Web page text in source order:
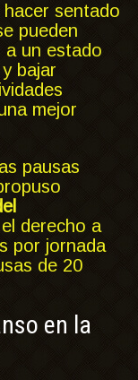
sentado
pueden
a un estado
bajar
mejor
pausas
derecho a
por jornada
de 20
en la